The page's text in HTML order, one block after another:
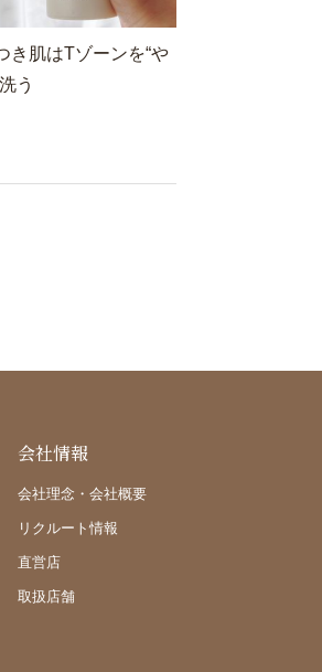
き肌はTゾーンを“や
う
会社情報
会社理念・会社概要
リクルート情報
直営店
取扱店舗